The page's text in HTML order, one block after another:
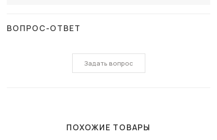
ВОПРОС-ОТВЕТ
Задать вопрос
ПОХОЖИЕ ТОВАРЫ